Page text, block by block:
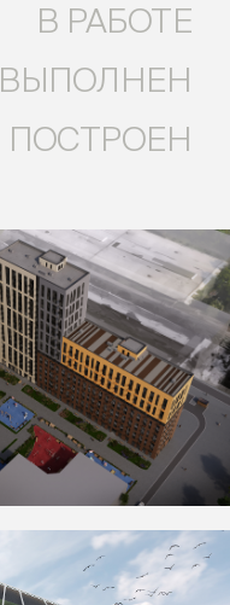
В РАБОТЕ
ВЫПОЛНЕН
ПОСТРОЕН